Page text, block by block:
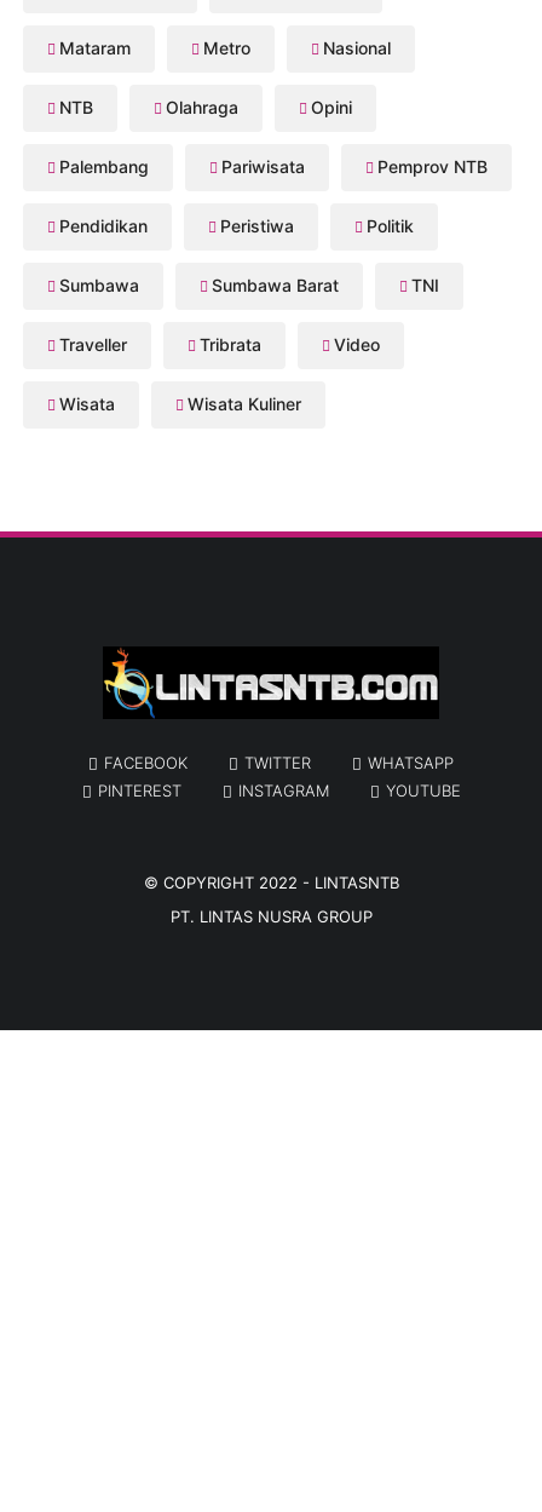
Mataram Metro Nasional
NTB Olahraga Opini
Palembang Pariwisata Pemprov NTB
Pendidikan Peristiwa Politik
Sumbawa Sumbawa Barat TNI
Traveller Tribrata Video
Wisata Wisata Kuliner
FACEBOOK TWITTER
WHATSAPP
PINTEREST
INSTAGRAM YOUTUBE
© COPYRIGHT 2022 - LINTASNTB
PT. LINTAS NUSRA GROUP